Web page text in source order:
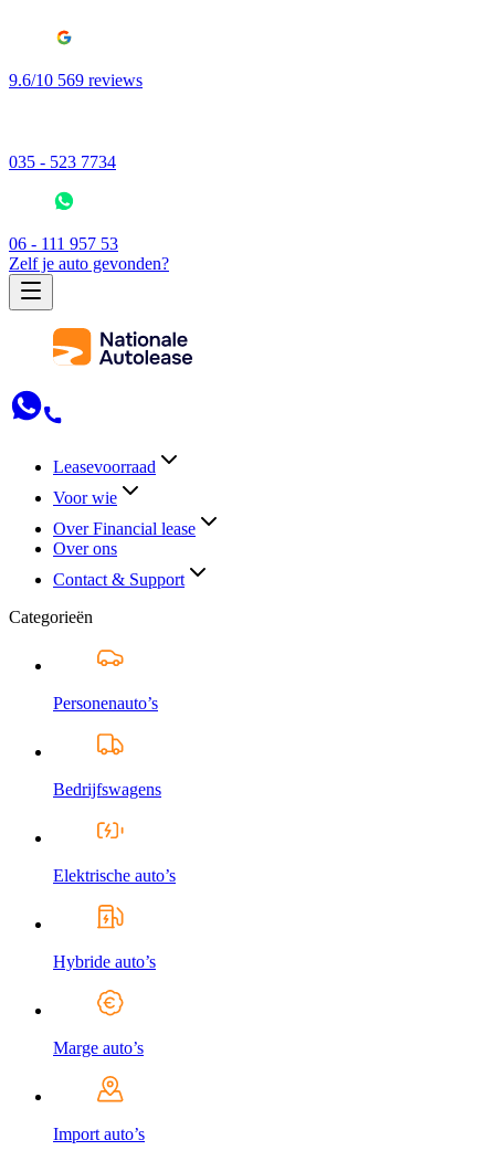
9.6/10 569 reviews
035 - 523 7734
06 - 111 957 53
Zelf je auto gevonden?
Leasevoorraad
Voor wie
Over Financial lease
Over ons
Contact & Support
Categorieën
Personenauto’s
Bedrijfswagens
Elektrische auto’s
Hybride auto’s
Marge auto’s
Import auto’s